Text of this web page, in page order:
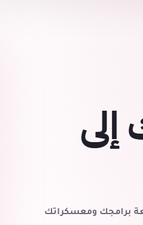
برامجك ومعسكراتك